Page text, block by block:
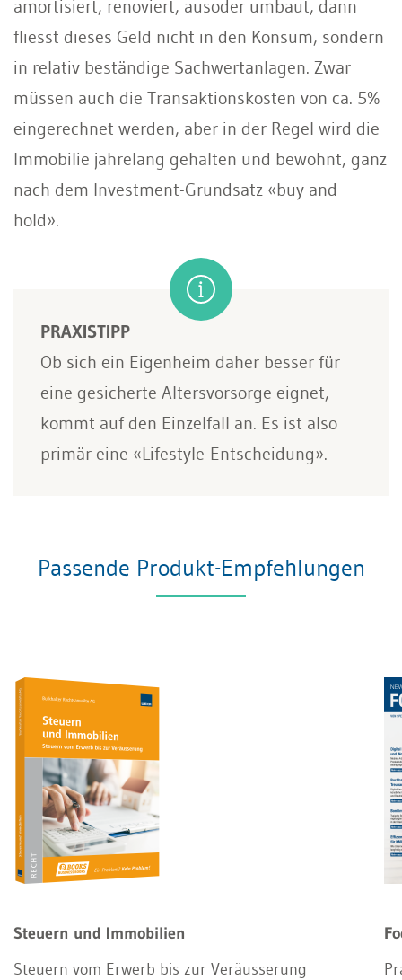
amortisiert, renoviert, ausoder umbaut, dann
fliesst dieses Geld nicht in den Konsum, sondern
in relativ beständige Sachwertanlagen. Zwar
müssen auch die Transaktionskosten von ca. 5%
eingerechnet werden, aber in der Regel wird die
Immobilie jahrelang gehalten und bewohnt, ganz
nach dem Investment-Grundsatz «buy and
hold».
PRAXISTIPP
Ob sich ein Eigenheim daher besser für
eine gesicherte Altersvorsorge eignet,
kommt auf den Einzelfall an. Es ist also
primär eine «Lifestyle-Entscheidung».
Passende Produkt-Empfehlungen
Steuern und Immobilien
Steuern vom Erwerb bis zur Veräusserung